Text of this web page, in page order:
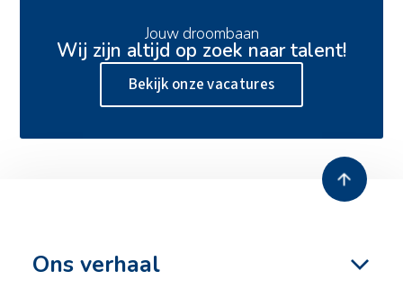
Zero emissie heien
Jouw droombaan
Wij zijn altijd op zoek naar talent!
Bekijk onze vacatures
Ons verhaal